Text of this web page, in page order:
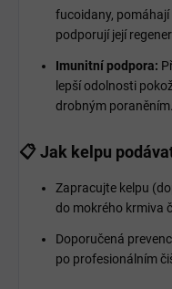
fucoidany,
podporují její
Imunitní podpora:
lepší odolnosti
drobným poraněním.
📋 Jak kelpu
Zapracujte kelpu
do mokrého krmiva
Doporučená
po profesionálním